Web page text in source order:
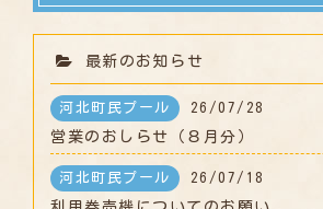
最新のお知らせ
河北町民プール 26/07/28
営業のおしらせ（８月分）
河北町民プール 26/07/18